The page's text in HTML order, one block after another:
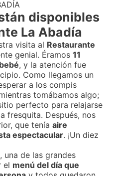
disponibles
La Abadía
visita al Restaurante
genial. Éramos 11
, y la atención fue
Como llegamos un
a los compis
tomábamos algo;
perfecto para relajarse
fresquita. Después, nos
que tenía aire
espectacular. ¡Un diez
una de las grandes
el menú del día que